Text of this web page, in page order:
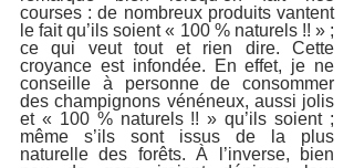
courses : de nombreux produits vantent
le fait qu’ils soient « 100 % naturels !! » ;
ce qui veut tout et rien dire. Cette
croyance est infondée. En effet, je ne
conseille à personne de consommer
des champignons vénéneux, aussi jolis
et « 100 % naturels !! » qu’ils soient ;
même s’ils sont issus de la plus
naturelle des forêts. À l’inverse, bien